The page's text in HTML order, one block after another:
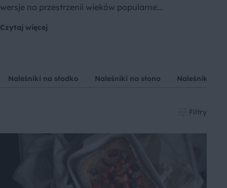
wersje na przestrzenii wieków popularne...
Czytaj więcej
Naleśniki na słodko Naleśniki na słono Naleśniki z
Filtry